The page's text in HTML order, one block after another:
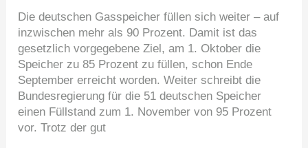
Die deutschen Gasspeicher füllen sich weiter – auf
inzwischen mehr als 90 Prozent. Damit ist das
gesetzlich vorgegebene Ziel, am 1. Oktober die
Speicher zu 85 Prozent zu füllen, schon Ende
September erreicht worden. Weiter schreibt die
Bundesregierung für die 51 deutschen Speicher
einen Füllstand zum 1. November von 95 Prozent
vor. Trotz der gut